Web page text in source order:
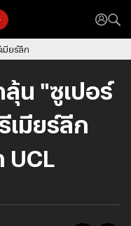
มียร์ลีก
น "ซูเปอร์
มียร์ลีก
UCL